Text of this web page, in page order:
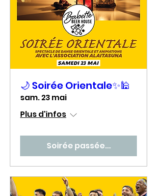
🌙 Soirée Orientale✨🕌
sam. 23 mai
Plus d'infos
Soirée passée...